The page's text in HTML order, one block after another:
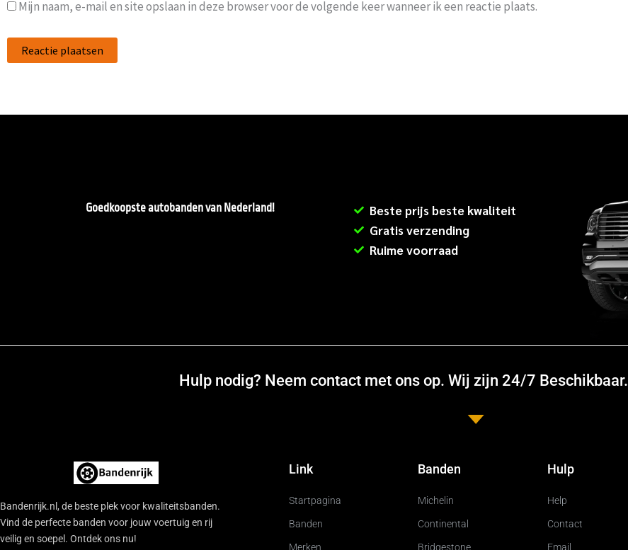
Mijn naam, e-mail en site opslaan in deze browser voor de volgende keer wanneer ik een reactie plaats.
Goedkoopste autobanden van Nederland!
Beste prijs beste kwaliteit
Gratis verzending
Ruime voorraad
Hulp nodig? Neem contact met ons op. Wij zijn 24/7 Beschikbaar.
Bandenrijk.nl, de beste plek voor kwaliteitsbanden.
Vind de perfecte banden voor jouw voertuig en rij
veilig en soepel. Ontdek ons nu!
Link
Startpagina
Banden
Merken
Banden
Michelin
Continental
Bridgestone
Hulp
Help
Contact
Email